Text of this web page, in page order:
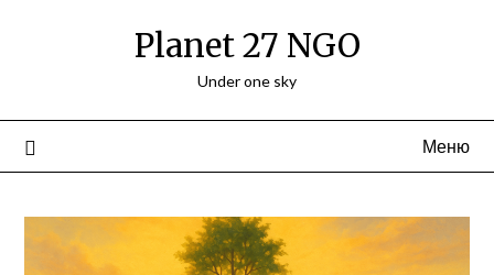
Planet 27 NGO
Under one sky
Меню